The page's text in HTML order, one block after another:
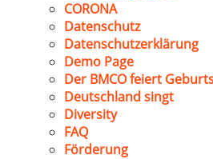
CORONA
Datenschutz
Datenschutzerklärung
Demo Page
Der BMCO feiert
Deutschland singt
Diversity
FAQ
Förderung